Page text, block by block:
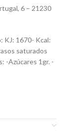
6 – 21230
KJ: 1670- Kcal:
saturados
-Azúcares 1gr. -